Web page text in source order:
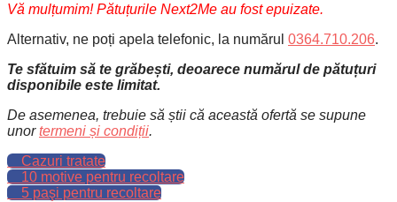
Vă mulțumim! Pătuțurile Next2Me au fost epuizate.
Alternativ, ne poți apela telefonic, la numărul 0364.710.206.
Te sfătuim să te grăbești, deoarece numărul de pătuțuri
disponibile este limitat.
De asemenea, trebuie să știi că această ofertă se supune
unortermeni și condiții.
Cazuri tratate
10 motive pentru recoltare
5 paşi pentru recoltare